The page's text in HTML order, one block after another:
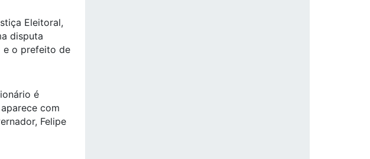
Eleitoral,
disputa
e o prefeito de
é
com
Felipe